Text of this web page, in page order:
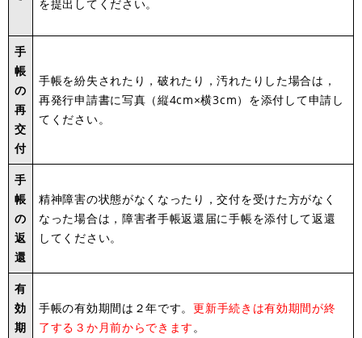
を提出してください。
手
帳
の
再
交
付
手帳を紛失されたり，破れたり，汚れたりした場合は，
再発行申請書に写真（縦4cm×横3cm）を添付して申請し
てください。
手
帳
の
返
還
精神障害の状態がなくなったり，交付を受けた方がなく
なった場合は，障害者手帳返還届に手帳を添付して返還
してください。
有
効
期
手帳の有効期間は２年です。更新手続きは有効期間が終
了する３か月前からできます。